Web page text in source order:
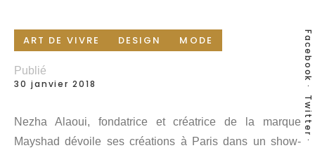
Facebook
Twitter
ART DE VIVRE DESIGN MODE
Publié
30 janvier 2018
Nezha Alaoui, fondatrice et créatrice de la marque
Mayshad dévoile ses créations à Paris dans un show-